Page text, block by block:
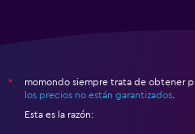
*
momondo siempre trata de obtener
los precios no están garantizados
Esta es la razón: